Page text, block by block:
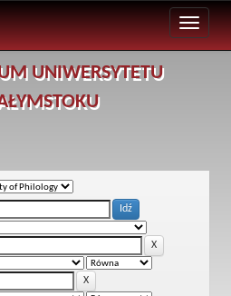
UNIWERSYTETU